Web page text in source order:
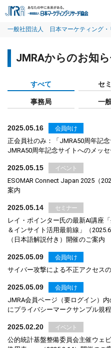
一般社団法人 日本マーケティング・
JMRAからのお知
すべて セ
事務局 一
2025.05.16 会員向け
正会員社のみ：「JMRA50周年記
JMRA50周年記念サイトへのメッ
2025.05.15 イベント
ESOMAR Connect Japan 2025（
案内
2025.05.14 セミナー
レイ・ポインター氏の最新AI講座
＆インサイト活用最前線」（
（日本語解説付き）開催のご案内
2025.05.09 会員向け
サイバー攻撃による不正アクセス
2025.05.09 会員向け
JMRA会員ページ（要ログイン）
にプライバシーマークサンプル規
2025.02.20 イベント
公的統計基盤整備委員会主催ウェ